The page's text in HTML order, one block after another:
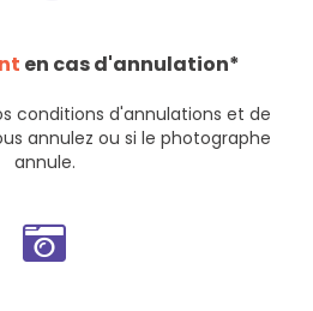
en cas d'annulation*
conditions d'annulations et de
annulez ou si le photographe
annule.